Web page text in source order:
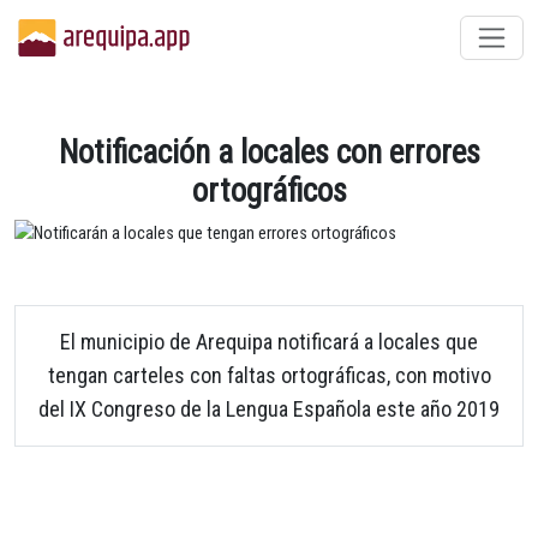
Notificación a locales con errores
ortográficos
El municipio de Arequipa notificará a locales que
tengan carteles con faltas ortográficas, con motivo
del IX Congreso de la Lengua Española este año 2019